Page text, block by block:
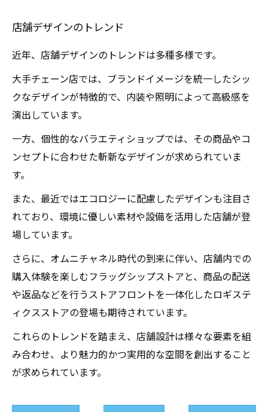
店舗デザインのトレンド
近年、店舗デザインのトレンドは多種多様です。
大手チェーン店では、ブランドイメージを統一したシッ
クなデザインが特徴的で、内装や照明によって高級感を
演出しています。
一方、個性的なバラエティショップでは、その商品やコ
ンセプトに合わせた斬新なデザインが求められていま
す。
また、最近ではエコロジーに配慮したデザインも注目さ
れており、環境に優しい素材や設備を活用した店舗が登
場しています。
さらに、オムニチャネル時代の到来に伴い、店舗内での
購入体験を楽しむフラッグシップストアと、商品の配送
や返品などを行うストアフロントを一体化したロギステ
ィクスストアの登場も期待されています。
これらのトレンドを踏まえ、店舗設計は様々な要素を組
み合わせ、より魅力的かつ実用的な空間を創出すること
が求められています。